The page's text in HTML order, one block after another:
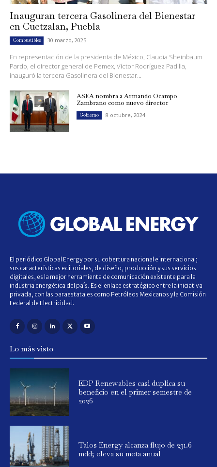
Inauguran tercera Gasolinera del Bienestar
en Cuetzalan, Puebla
Combustibles 30 marzo, 2025
En representación de la presidenta de México, Claudia Sheinbaum
Pardo, el director general de Pemex, Víctor Rodríguez Padilla,
inauguró la tercera Gasolinera del Bienestar...
ASEA nombra a Armando Ocampo
Zambrano como nuevo director
Gobierno 8 octubre, 2024
El periódico Global Energy por su cobertura nacional e internacional;
sus características editoriales, de diseño, producción y sus servicios
digitales, es la mejor herramienta de comunicación existente para la
industria energética del país. Es el enlace estratégico entre la iniciativa
privada, con las paraestatales como Petróleos Mexicanos y la Comisión
Federal de Electricidad.
Lo más visto
EDP Renewables casi duplica su
beneficio en el primer semestre de
2026
Talos Energy alcanza flujo de 231.6
mdd; eleva su meta anual